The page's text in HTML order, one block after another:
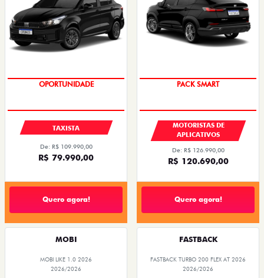
OPORTUNIDADE
TAXISTA
De: R$ 109.990,00
R$ 79.990,00
Quero agora!
PACK SMART
MOTORISTAS DE
APLICATIVOS
De: R$ 126.990,00
R$ 120.690,00
Quero agora!
MOBI
MOBI LIKE 1.0 2026
2026/2026
FASTBACK
FASTBACK TURBO 200 FLEX AT 2026
2026/2026